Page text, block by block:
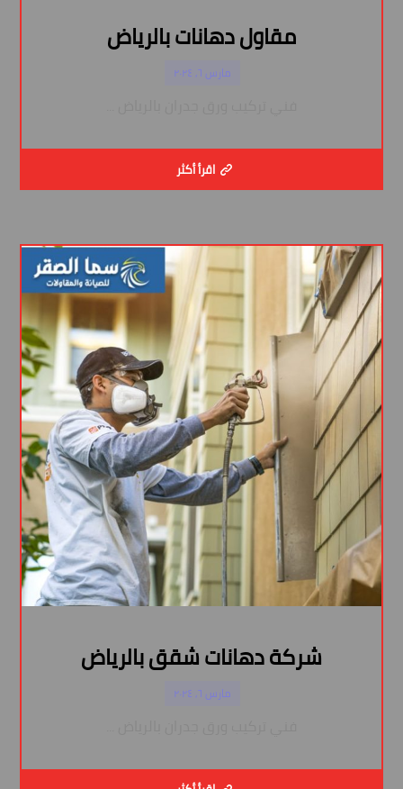
مقاول دهانات بالرياض
مارس ٦, ٢٠٢٤
اقرأ أكثر
شركة دهانات شقق بالرياض
مارس ٦, ٢٠٢٤